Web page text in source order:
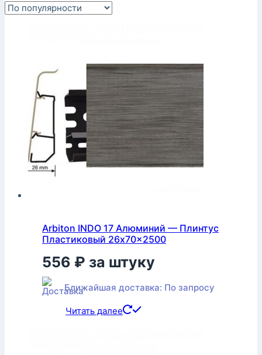
Arbiton INDO 17 Алюминий — Плинтус
Пластиковый 26x70x2500
556 ₽ за штуку
Ближайшая доставка: По запросу
Читать далее